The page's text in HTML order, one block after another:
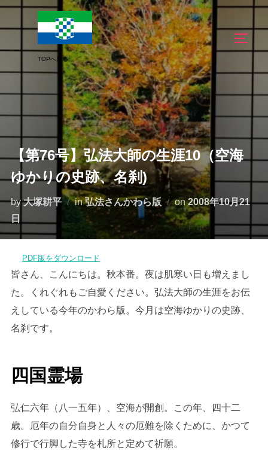
コ
ツ
へ
プ【第76号】弘法大師の生涯10（空海
ゆかりの史跡、名刹)
by大塚耕平 in弘法さんかわら版 on投
稿
2008年10月21
日
PDF版をダウンロード
皆さん、こんにちは。秋本番。夜は肌寒い日も増えまし
た。くれぐれもご自愛ください。弘法大師の生涯をお伝
えしている今年のかわら版。今月は空海ゆかりの史跡、
名刹です。
四国霊場
弘仁六年（八一五年）、空海が開創。この年、四十二
歳。厄年の自分自身と人々の厄難を除くために、かつて
修行で行脚した寺を札所と定めて祈願。